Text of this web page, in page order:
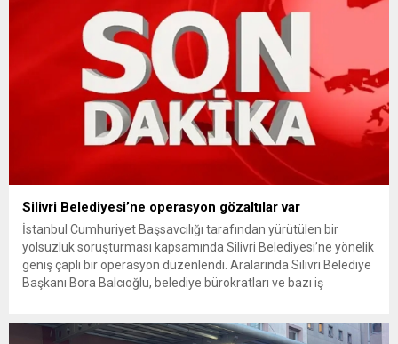
Silivri Belediyesi’ne operasyon gözaltılar var
İstanbul Cumhuriyet Başsavcılığı tarafından yürütülen bir
yolsuzluk soruşturması kapsamında Silivri Belediyesi’ne yönelik
geniş çaplı bir operasyon düzenlendi. Aralarında Silivri Belediye
Başkanı Bora Balcıoğlu, belediye bürokratları ve bazı iş
inceleme ve arama çalışmaları devam ediyor. İstanbul’da...